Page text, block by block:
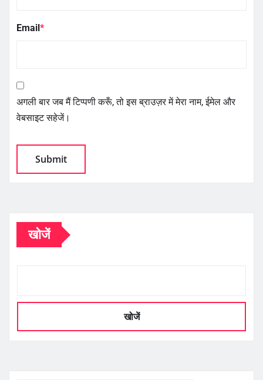
Email*
अगली बार जब मैं टिप्पणी करूँ, तो इस ब्राउज़र में मेरा नाम, ईमेल और
वेबसाइट सहेजें।
खोजें
खोजें